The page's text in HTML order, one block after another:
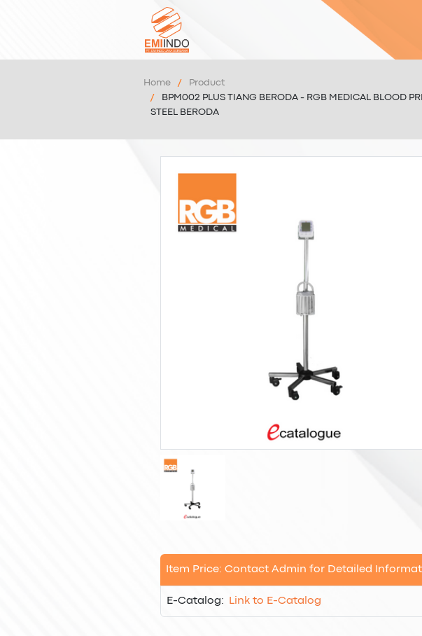
Home
Product
BPM002 PLUS TIANG BERODA - RGB MEDICAL BLOOD
STEEL BERODA
Item Price: Contact Admin for Detailed
E-Catalog: Link to E-Catalog